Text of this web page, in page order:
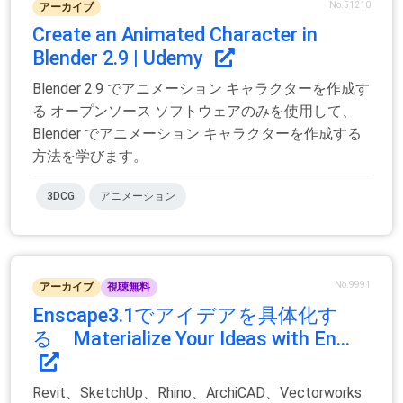
アーカイブ No.51210
Create an Animated Character in
Blender 2.9 | Udemy
Blender 2.9 でアニメーション キャラクターを作成す
る オープンソース ソフトウェアのみを使用して、
Blender でアニメーション キャラクターを作成する
方法を学びます。
3DCG アニメーション
アーカイブ 視聴無料 No.9991
Enscape3.1でアイデアを具体化す
る Materialize Your Ideas with En...
Revit、SketchUp、Rhino、ArchiCAD、Vectorworks